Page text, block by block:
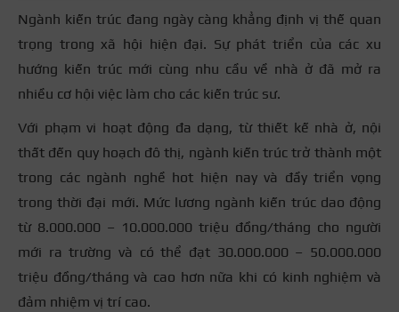
Ngành kiến trúc đang ngày càng khẳng định vị thế quan
trọng trong xã hội hiện đại. Sự phát triển của các xu
hướng kiến trúc mới cùng nhu cầu về nhà ở đã mở ra
nhiều cơ hội việc làm cho các kiến trúc sư.
Với phạm vi hoạt động đa dạng, từ thiết kế nhà ở, nội
thất đến quy hoạch đô thị, ngành kiến trúc trở thành một
trong các ngành nghề hot hiện nay và đầy triển vọng
trong thời đại mới. Mức lương ngành kiến trúc dao động
từ 8.000.000 – 10.000.000 triệu đồng/tháng cho người
mới ra trường và có thể đạt 30.000.000 – 50.000.000
triệu đồng/tháng và cao hơn nữa khi có kinh nghiệm và
đảm nhiệm vị trí cao.